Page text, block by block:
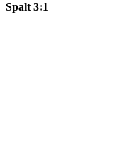
Spalt 3:1